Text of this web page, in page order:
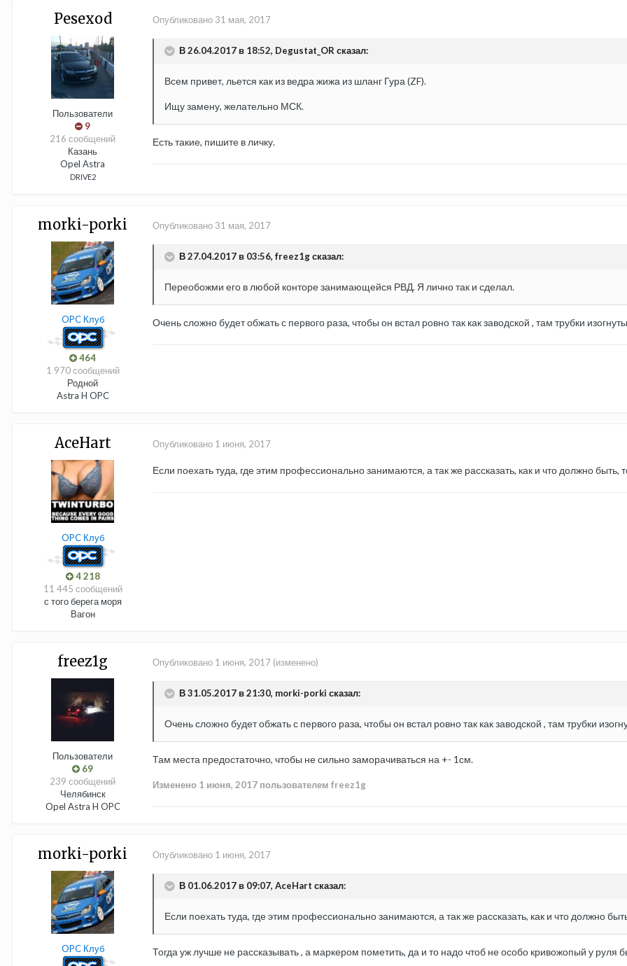
Pesexod
Пользователи
9
216 сообщений
Казань
Opel Astra
DRIVE2
Опубликовано 31 мая, 2017
В 26.04.2017 в 18:52, Degustat_OR сказал:
Всем привет, льется как из ведра жижа из шланг Гура (ZF).
Ищу замену, желательно МСК.
Есть такие, пишите в личку.
morki-porki
OPC Клуб
464
1 970 сообщений
Родной
Astra H OPC
Опубликовано 31 мая, 2017
В 27.04.2017 в 03:56, freez1g сказал:
Переобожми его в любой конторе занимающейся РВД. Я лично так и сделал.
Очень сложно будет обжать с первого раза, чтобы он встал ровно так как заводской , там трубки изогнуты
AceHart
OPC Клуб
4 218
11 445 сообщений
с того берега моря
Вагон
Опубликовано 1 июня, 2017
Если поехать туда, где этим профессионально занимаются, а так же рассказать, как и что должно быть,
freez1g
Пользователи
69
239 сообщений
Челябинск
Opel Astra H OPC
Опубликовано 1 июня, 2017 (изменено)
В 31.05.2017 в 21:30, morki-porki сказал:
Очень сложно будет обжать с первого раза, чтобы он встал ровно так как заводской , там трубки
Там места предостаточно, чтобы не сильно заморачиваться на +- 1см.
Изменено 1 июня, 2017 пользователем freez1g
morki-porki
OPC Клуб
Опубликовано 1 июня, 2017
В 01.06.2017 в 09:07, AceHart сказал:
Если поехать туда, где этим профессионально занимаются, а так же рассказать, как и что должно
Тогда уж лучше не рассказывать , а маркером пометить, да и то надо чтоб не особо кривожопый у руля